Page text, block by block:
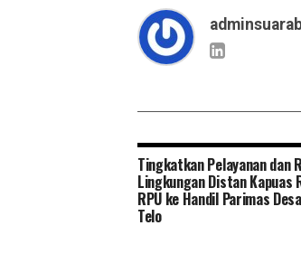
Tingkatkan Pelayanan dan
Lingkungan Distan Kapuas
RPU ke Handil Parimas
Telo